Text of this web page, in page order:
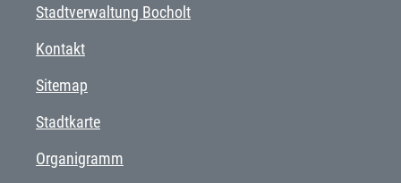
Stadtverwaltung Bocholt
Kontakt
Sitemap
Stadtkarte
Organigramm